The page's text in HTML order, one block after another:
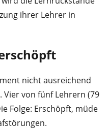
ihrer Lehrer in
nicht ausreichend
Vier von fünf Lehrern (79
Folge: Erschöpft, müde